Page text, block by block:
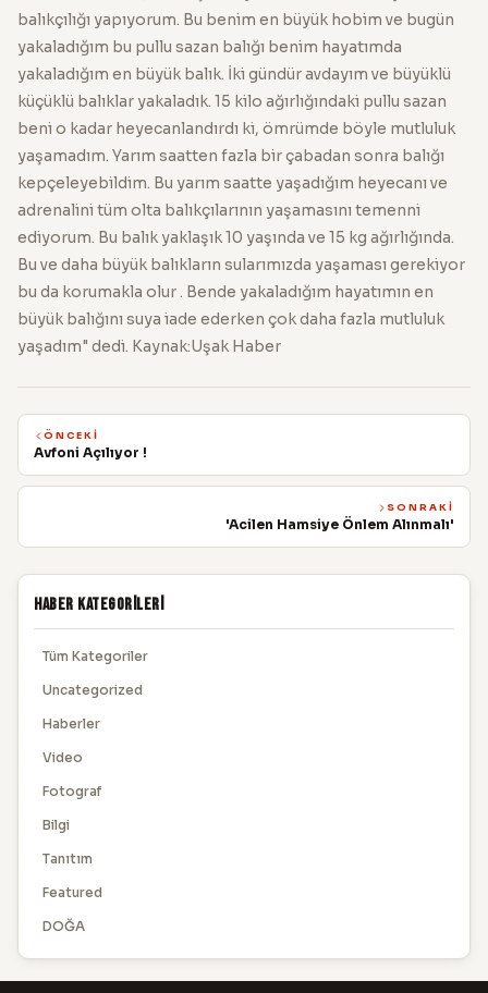
balıkçılığı yapıyorum. Bu benim en büyük hobim ve bugün
yakaladığım bu pullu sazan balığı benim hayatımda
yakaladığım en büyük balık. İki gündür avdayım ve büyüklü
küçüklü balıklar yakaladık. 15 kilo ağırlığındaki pullu sazan
beni o kadar heyecanlandırdı ki, ömrümde böyle mutluluk
yaşamadım. Yarım saatten fazla bir çabadan sonra balığı
kepçeleyebildim. Bu yarım saatte yaşadığım heyecanı ve
adrenalini tüm olta balıkçılarının yaşamasını temenni
ediyorum. Bu balık yaklaşık 10 yaşında ve 15 kg ağırlığında.
Bu ve daha büyük balıkların sularımızda yaşaması gerekiyor
bu da korumakla olur . Bende yakaladığım hayatımın en
büyük balığını suya iade ederken çok daha fazla mutluluk
yaşadım" dedi. Kaynak:Uşak Haber
ÖNCEKI
Avfoni Açılıyor !
SONRAKI
'Acilen Hamsiye Önlem Alınmalı'
Haber Kategorileri
Tüm Kategoriler
Uncategorized
Haberler
Video
Fotograf
Bilgi
Tanıtım
Featured
DOĞA